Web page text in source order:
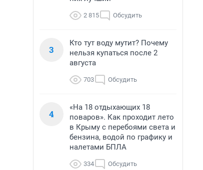
2 815 Обсудить
3
Кто тут воду мутит? Почему
нельзя купаться после 2
августа
703 Обсудить
4
«На 18 отдыхающих 18
поваров». Как проходит лето
в Крыму с перебоями света и
бензина, водой по графику и
налетами БПЛА
334 Обсудить